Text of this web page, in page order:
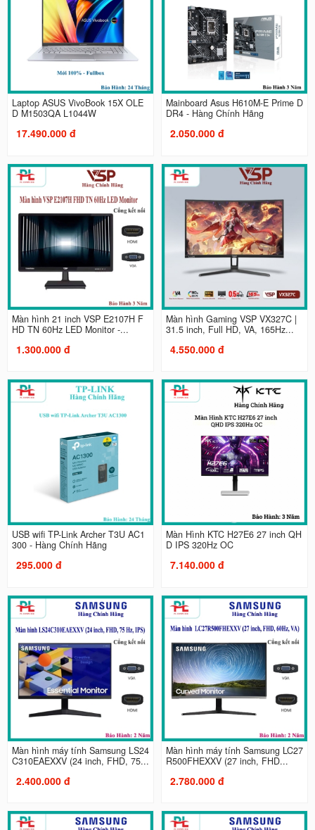
Laptop ASUS VivoBook 15X OLE
D M1503QA L1044W
17.490.000 đ
Mainboard Asus H610M-E Prime D
DR4 - Hàng Chính Hãng
2.050.000 đ
Màn hình 21 inch VSP E2107H F
HD TN 60Hz LED Monitor -...
1.300.000 đ
Màn hình Gaming VSP VX327C |
31.5 inch, Full HD, VA, 165Hz...
4.550.000 đ
USB wifi TP-Link Archer T3U AC1
300 - Hàng Chính Hãng
295.000 đ
Màn Hình KTC H27E6 27 inch QH
D IPS 320Hz OC
7.140.000 đ
Màn hình máy tính Samsung LS24
C310EAEXXV (24 inch, FHD, 75...
2.400.000 đ
Màn hình máy tính Samsung LC27
R500FHEXXV (27 inch, FHD...
2.780.000 đ